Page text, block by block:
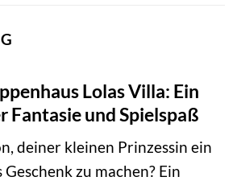
Lolas Villa: Ein
Fantasie und Spielspaß
deiner kleinen Prinzessin ein
zu machen? Ein